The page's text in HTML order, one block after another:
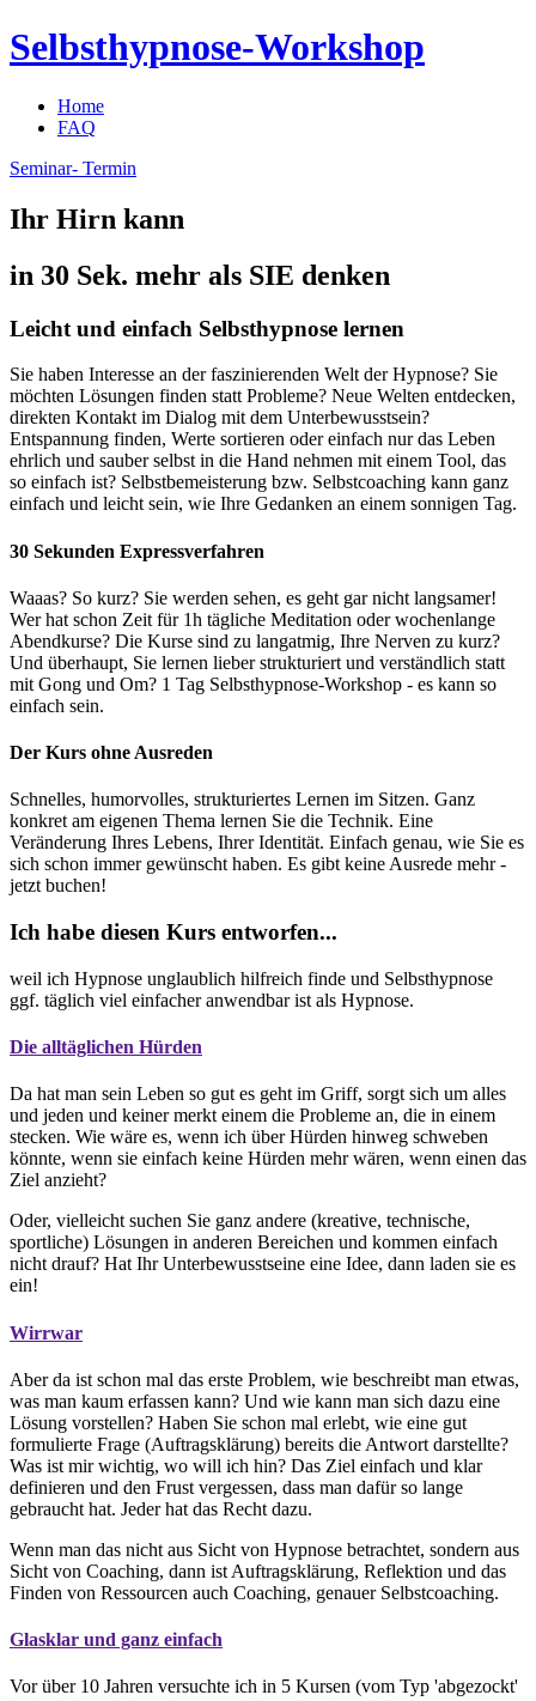
Selbsthypnose-Workshop
Home
FAQ
Seminar- Termin
Ihr Hirn kann
in 30 Sek. mehr als SIE denken
Leicht und einfach Selbsthypnose lernen
Sie haben Interesse an der faszinierenden Welt der Hypnose? Sie
möchten Lösungen finden statt Probleme? Neue Welten entdecken,
direkten Kontakt im Dialog mit dem Unterbewusstsein?
Entspannung finden, Werte sortieren oder einfach nur das Leben
ehrlich und sauber selbst in die Hand nehmen mit einem Tool, das
so einfach ist? Selbstbemeisterung bzw. Selbstcoaching kann ganz
einfach und leicht sein, wie Ihre Gedanken an einem sonnigen Tag.
30 Sekunden Expressverfahren
Waaas? So kurz? Sie werden sehen, es geht gar nicht langsamer!
Wer hat schon Zeit für 1h tägliche Meditation oder wochenlange
Abendkurse? Die Kurse sind zu langatmig, Ihre Nerven zu kurz?
Und überhaupt, Sie lernen lieber strukturiert und verständlich statt
mit Gong und Om? 1 Tag Selbsthypnose-Workshop - es kann so
einfach sein.
Der Kurs ohne Ausreden
Schnelles, humorvolles, strukturiertes Lernen im Sitzen. Ganz
konkret am eigenen Thema lernen Sie die Technik. Eine
Veränderung Ihres Lebens, Ihrer Identität. Einfach genau, wie Sie es
sich schon immer gewünscht haben. Es gibt keine Ausrede mehr -
jetzt buchen!
Ich habe diesen Kurs entworfen...
weil ich Hypnose unglaublich hilfreich finde und Selbsthypnose
ggf. täglich viel einfacher anwendbar ist als Hypnose.
Die alltäglichen Hürden
Da hat man sein Leben so gut es geht im Griff, sorgt sich um alles
und jeden und keiner merkt einem die Probleme an, die in einem
stecken. Wie wäre es, wenn ich über Hürden hinweg schweben
könnte, wenn sie einfach keine Hürden mehr wären, wenn einen das
Ziel anzieht?
Oder, vielleicht suchen Sie ganz andere (kreative, technische,
sportliche) Lösungen in anderen Bereichen und kommen einfach
nicht drauf? Hat Ihr Unterbewusstseine eine Idee, dann laden sie es
ein!
Wirrwar
Aber da ist schon mal das erste Problem, wie beschreibt man etwas,
was man kaum erfassen kann? Und wie kann man sich dazu eine
Lösung vorstellen? Haben Sie schon mal erlebt, wie eine gut
formulierte Frage (Auftragsklärung) bereits die Antwort darstellte?
Was ist mir wichtig, wo will ich hin? Das Ziel einfach und klar
definieren und den Frust vergessen, dass man dafür so lange
gebraucht hat. Jeder hat das Recht dazu.
Wenn man das nicht aus Sicht von Hypnose betrachtet, sondern aus
Sicht von Coaching, dann ist Auftragsklärung, Reflektion und das
Finden von Ressourcen auch Coaching, genauer Selbstcoaching.
Glasklar und ganz einfach
Vor über 10 Jahren versuchte ich in 5 Kursen (vom Typ 'abgezockt'